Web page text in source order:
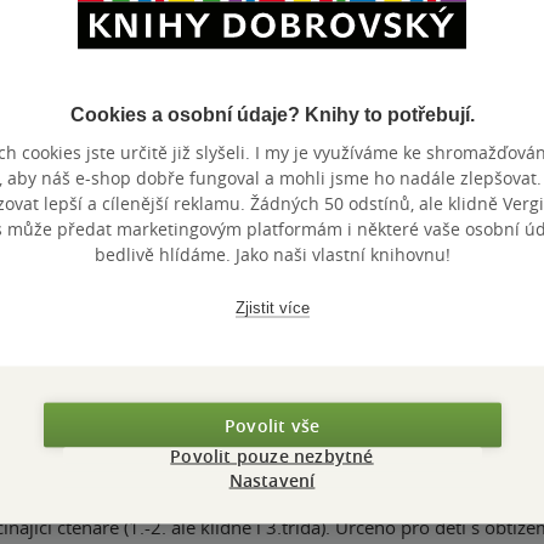
přeslabikovala dvakrát, moc by si přála další díl :-).
stejných autorů. Dcera přečetla sama jen co ji dostala.
Ano
přísloví - "Kdo si počká, ten se dočká!" Začátek neohromil ani
nás ale kniha začala bavit. Je moc hezky napsaná,
oživení čteného textu. Určitě ji schovám, až se za pár let
aby písmenka nesplývala a děti neunavila... Takže nakonec
ctenare (1.-2. ale klidne i 3.trida). Urceno pro deti s
Cookies a osobní údaje? Knihy to potřebují.
cookies jste určitě již slyšeli. I my je využíváme ke
aby náš e-shop dobře fungoval a mohli jsme ho nadále zlepšovat.
lepší a cílenější reklamu. Žádných 50 odstínů, ale klidně
může předat marketingovým platformám i některé vaše osobní
bedlivě hlídáme. Jako naši vlastní knihovnu!
Zjistit více
Povolit vše
Povolit pouze nezbytné
Nastavení